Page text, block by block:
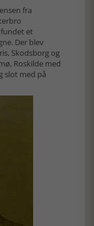
fra
et
Der blev
Skodsborg og
Roskilde med
slot med på